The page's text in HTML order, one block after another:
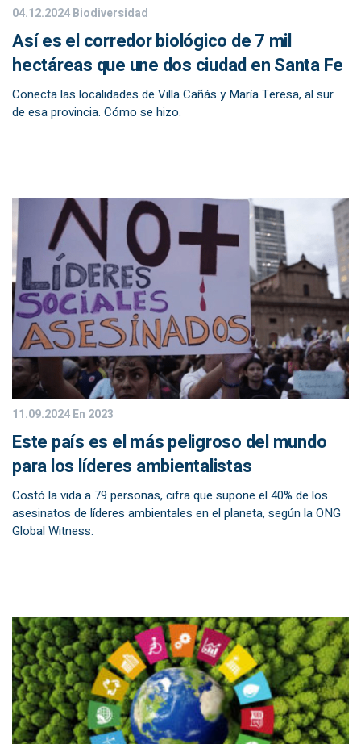
04.12.2024Biodiversidad
Así es el corredor biológico de 7 mil
hectáreas que une dos ciudad en Santa Fe
Conecta las localidades de Villa Cañás y María Teresa, al sur
de esa provincia. Cómo se hizo.
11.09.2024En 2023
Este país es el más peligroso del mundo
para los líderes ambientalistas
Costó la vida a 79 personas, cifra que supone el 40% de los
asesinatos de líderes ambientales en el planeta, según la ONG
Global Witness.